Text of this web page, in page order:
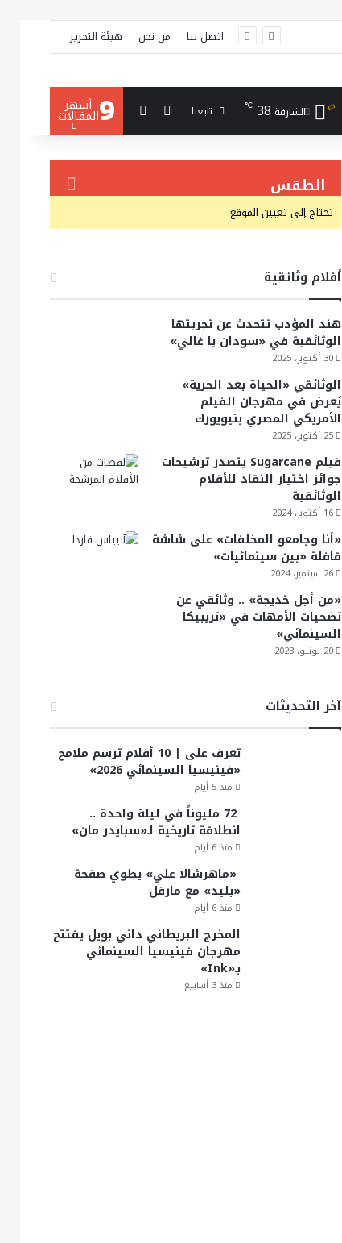
اتصل بنا من نحن هيئة التحرير
الشارقة 38
℃ تابعنا إضافة عمود جانبي
بحث عن
9 أشهر
المقالات
الطقس
تحتاج إلى تعيين الموقع.
أفلام وثائقية
هند المؤدب تتحدث عن تجربتها
الوثائقية في «سودان يا غالي»
30 أكتوبر، 2025
الوثائقي «الحياة بعد الحرية»
يُعرض في مهرجان الفيلم
الأمريكي المصري بنيويورك
25 أكتوبر، 2025
فيلم Sugarcane يتصدر ترشيحات
جوائز اختيار النقاد للأفلام
الوثائقية
16 أكتوبر، 2024
«أنا وجامعو المخلفات» على شاشة
قافلة «بين سينمائيات»
26 سبتمبر، 2024
«من أجل خديجة» .. وثائقي عن
تضحيات الأمهات في «تريبيكا
السينمائي»
20 يونيو، 2023
آخر التحديثات
تعرف على | 10 أفلام ترسم ملامح
«فينيسيا السينمائي 2026»
منذ 5 أيام
72 مليوناً في ليلة واحدة ..
انطلاقة تاريخية لـ«سبايدر مان»
منذ 6 أيام
«ماهرشالا علي» يطوي صفحة
«بليد» مع مارفل
منذ 6 أيام
المخرج البريطاني داني بويل يفتتح
مهرجان فينيسيا السينمائي
بـ«Ink»
منذ 3 أسابيع